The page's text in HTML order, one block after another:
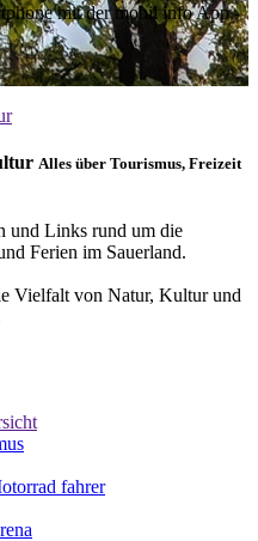
mit der mobil info App -
Alles über Tourismus, Freizeit
und Links rund um die
Ferien im Sauerland.
Vielfalt von Natur, Kultur und
fahrer